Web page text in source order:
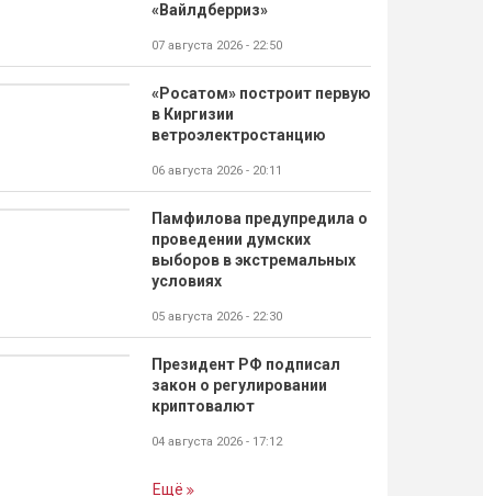
«Вайлдберриз»
07 августа 2026 - 22:50
«Росатом» построит первую
в Киргизии
ветроэлектростанцию
06 августа 2026 - 20:11
Памфилова предупредила о
проведении думских
выборов в экстремальных
условиях
05 августа 2026 - 22:30
Президент РФ подписал
закон о регулировании
криптовалют
04 августа 2026 - 17:12
Ещё